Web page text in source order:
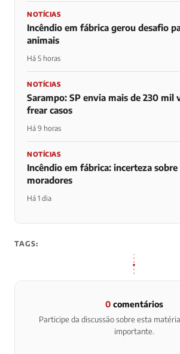
NOTÍCIAS
Incêndio em fábrica gerou desafio
animais
Há 5 horas
NOTÍCIAS
Sarampo: SP envia mais de 230 mil
frear casos
Há 9 horas
NOTÍCIAS
Incêndio em fábrica: incerteza
moradores
Há 1 dia
TAGS:
0comentários
Participe da discussão sobre esta
importante.